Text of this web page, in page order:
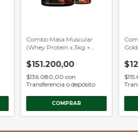
Combo Masa Muscular
(Whey Protein x 3kg +
Advance)
$151.200,00
$136.080,00con
Transferencia o depósito
COMPRAR